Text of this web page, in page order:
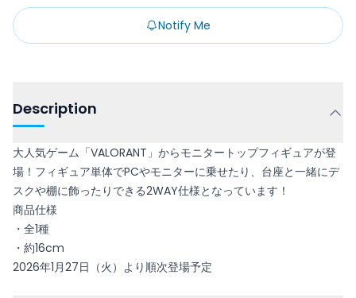
Notify Me
Description
大人気ゲーム「VALORANT」からモニタートップフィギュアが登
場！フィギュア単体でPCやモニターに乗せたり、台座と一緒にデ
スクや棚に飾ったりできる2WAY仕様となっています！
商品仕様
・全1種
・約16cm
2026年1月27日（火）より順次登場予定